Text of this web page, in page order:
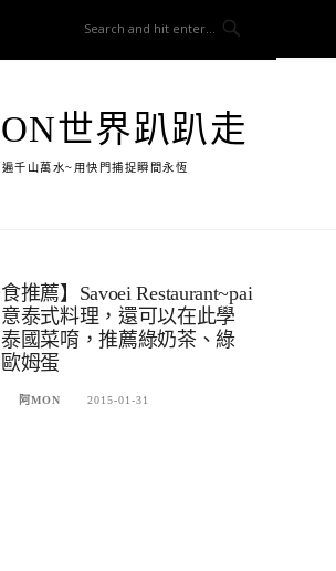
世界趴趴走
千山萬水~用快門捕捉瞬間永恆
推薦】Savoei Restaurant~pai
泰式料理，還可以在此學
國菜唷，推薦綠奶茶、綠
姆蛋
阿MON 2015-01-31